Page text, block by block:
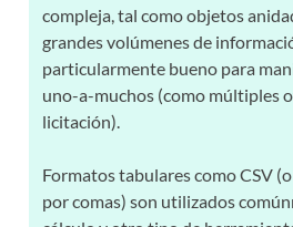
compleja, tal como objetos
grandes volúmenes de
particularmente bueno para
uno-a-muchos (como múltiples
licitación).
Formatos tabulares como CSV
por comas) son utilizados